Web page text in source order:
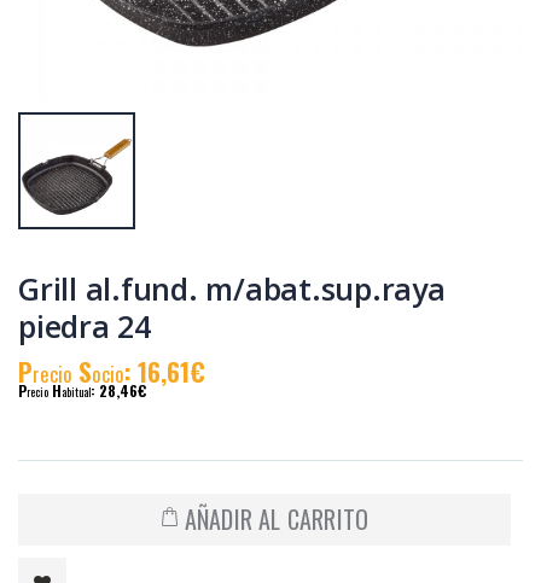
Grill al.fund. m/abat.sup.raya
piedra 24
Precio Socio: 16,61€
Precio Habitual: 28,46€
AÑADIR AL CARRITO
recio ocio
abitual: 55,19€
recio